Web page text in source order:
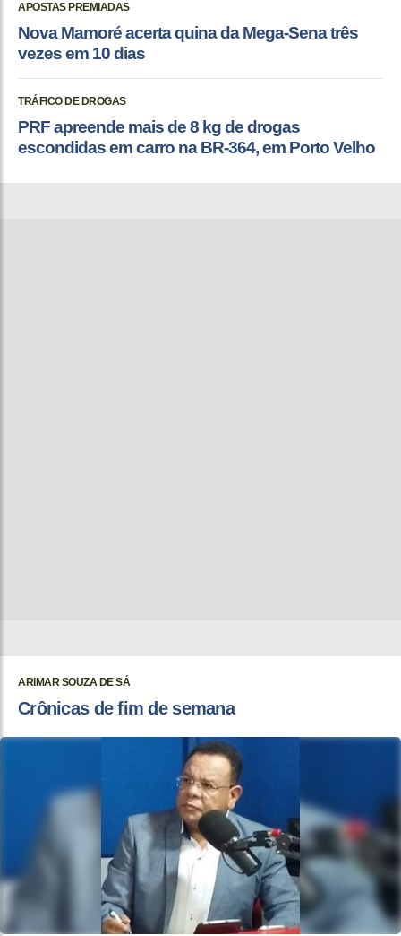
APOSTAS PREMIADAS
Nova Mamoré acerta quina da Mega-Sena três
vezes em 10 dias
TRÁFICO DE DROGAS
PRF apreende mais de 8 kg de drogas
escondidas em carro na BR-364, em Porto Velho
ARIMAR SOUZA DE SÁ
Crônicas de fim de semana